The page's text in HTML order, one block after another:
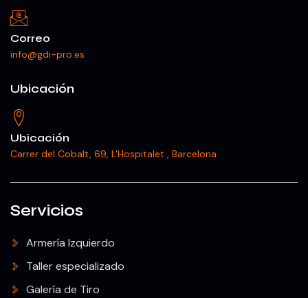
Correo
info@gdi-pro.es
Ubicación
Ubicación
Carrer del Cobalt, 69, L'Hospitalet , Barcelona
Servicios
Armería Izquierdo
Taller especializado
Galería de Tiro